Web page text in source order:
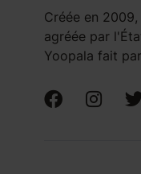
Créée en
agréée par
Yoopala fait